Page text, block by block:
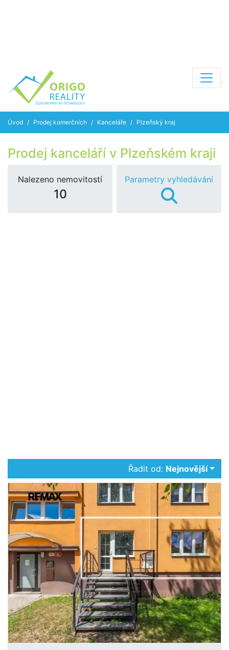
Úvod Prodej komerčních Kanceláře Plzeňský kraj
Prodej kanceláří v Plzeňském kraji
Nalezeno nemovitostí
10
Parametry vyhledávání
Řadit od: Nejnovější